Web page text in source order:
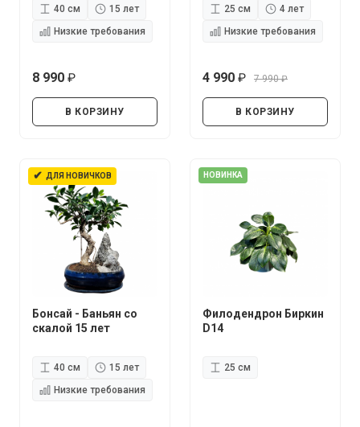
40 см
15 лет
Низкие требования
8 990
В КОРЗИНУ
25 см
4 лет
Низкие требования
4 990
7 990
В КОРЗИНУ
✔ ДЛЯ НОВИЧКОВ
Бонсай - Баньян со
скалой 15 лет
40 см
15 лет
Низкие требования
НОВИНКА
Филодендрон Биркин
D14
25 см